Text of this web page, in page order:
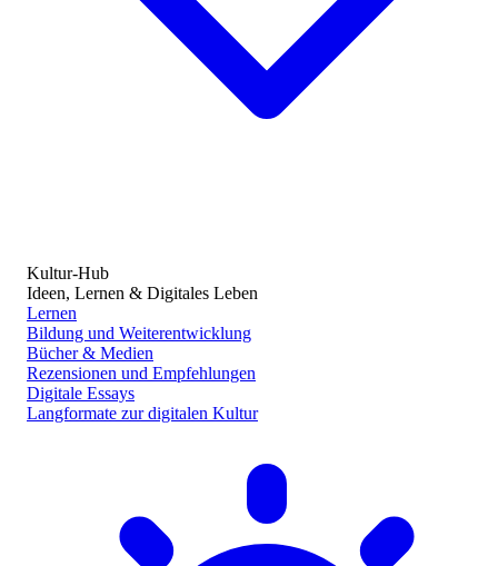
Kultur-Hub
Ideen, Lernen & Digitales Leben
Lernen
Bildung und Weiterentwicklung
Bücher & Medien
Rezensionen und Empfehlungen
Digitale Essays
Langformate zur digitalen Kultur